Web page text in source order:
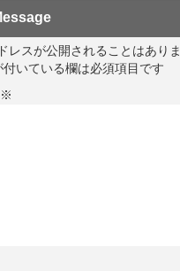
レスが公開されることはあり
付いている欄は必須項目です
※